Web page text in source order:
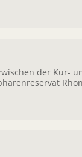
der Kur-